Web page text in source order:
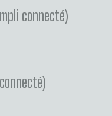
connecté)